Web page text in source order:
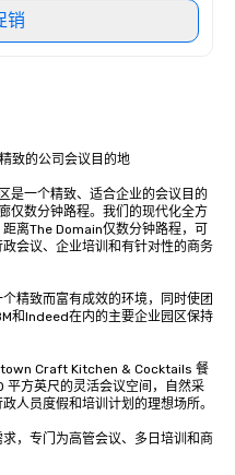
销
致的公司会议目的地
是一个精致、适合企业的会议目的
仅数分钟路程。我们的现代化全方
离The Domain仅数分钟路程，可
会议、企业培训和有针对性的商务
精致而富有成效的环境，同时使团
和Indeed在内的主要企业园区保持
Craft Kitchen & Cocktails 餐
方英尺的灵活会议空间，自然采
人员度假和培训计划的理想场所。
，专门为高管会议、多日培训和商